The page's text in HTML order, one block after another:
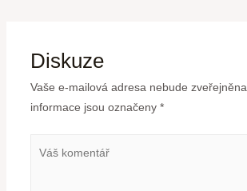
Diskuze
Vaše e-mailová adresa nebude zveřejněna.
informace jsou označeny *